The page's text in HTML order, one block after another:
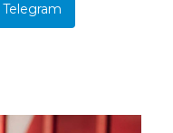
Telegram